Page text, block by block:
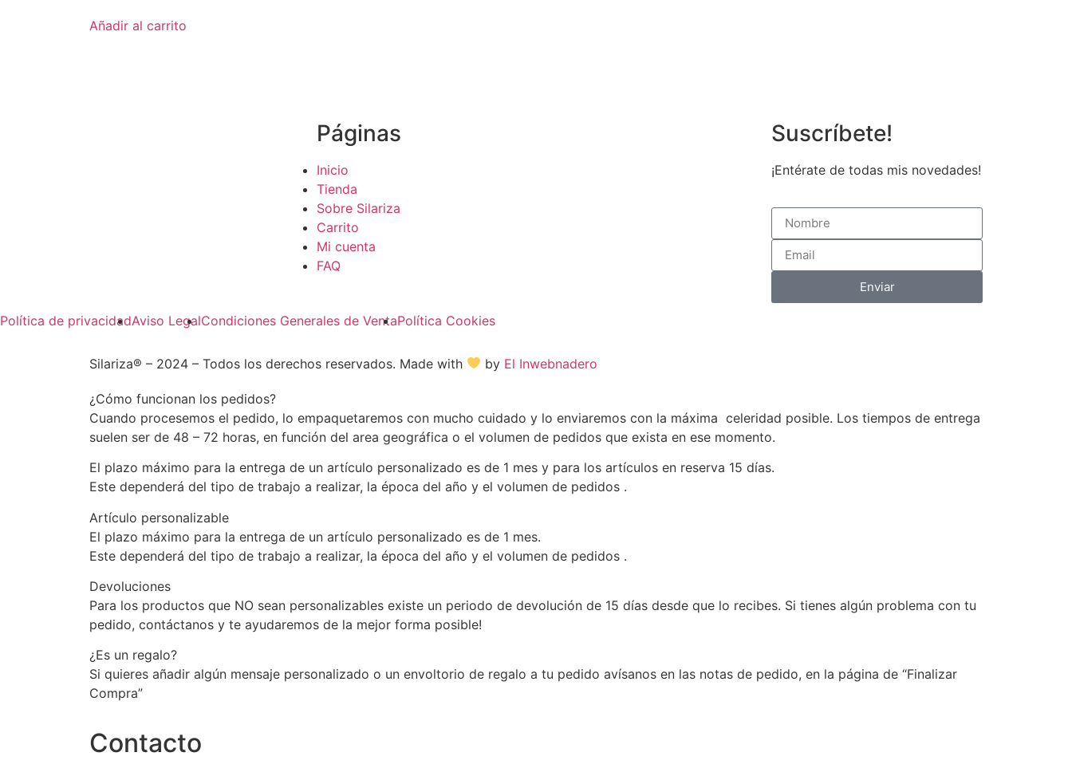
Añadir al carrito
Páginas
Inicio
Tienda
Sobre Silariza
Carrito
Mi cuenta
FAQ
Suscríbete!
¡Entérate de todas mis novedades!
Enviar
Política de privacidadAviso LegalCondiciones Generales de VentaPolítica Cookies
Silariza® – 2024 – Todos los derechos reservados. Made with by El Inwebnadero
¿Cómo funcionan los pedidos?
Cuando procesemos el pedido, lo empaquetaremos con mucho cuidado y lo enviaremos con la máxima celeridad posible. Los tiempos de entrega
suelen ser de 48 – 72 horas, en función del area geográfica o el volumen de pedidos que exista en ese momento.
El plazo máximo para la entrega de un artículo personalizado es de 1 mes y para los artículos en reserva 15 días.
Este dependerá del tipo de trabajo a realizar, la época del año y el volumen de pedidos .
Artículo personalizable
El plazo máximo para la entrega de un artículo personalizado es de 1 mes.
Este dependerá del tipo de trabajo a realizar, la época del año y el volumen de pedidos .
Devoluciones
Para los productos que NO sean personalizables existe un periodo de devolución de 15 días desde que lo recibes. Si tienes algún problema con tu
pedido, contáctanos y te ayudaremos de la mejor forma posible!
¿Es un regalo?
Si quieres añadir algún mensaje personalizado o un envoltorio de regalo a tu pedido avísanos en las notas de pedido, en la página de “Finalizar
Compra”
Contacto